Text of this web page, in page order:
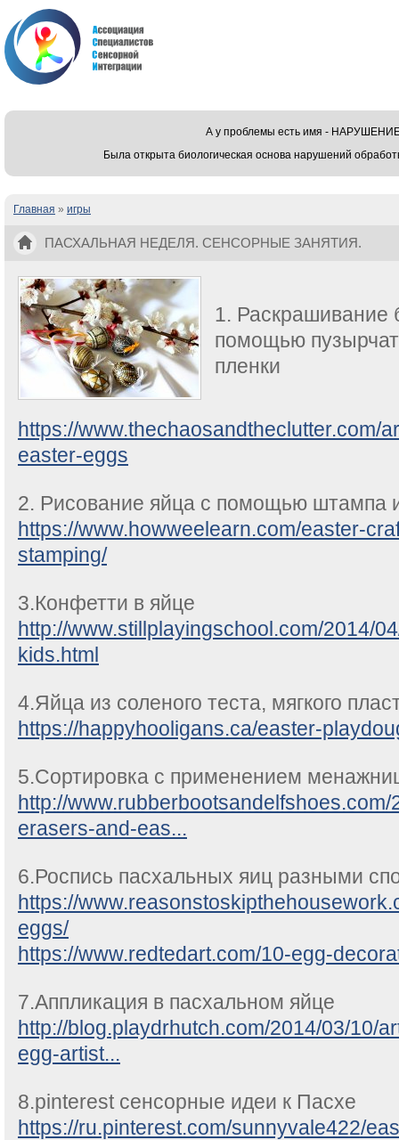
А у проблемы есть имя -
Была открыта биологическая основа нарушений
Вы здесь
Главная » игры
ПАСХАЛЬНАЯ НЕДЕЛЯ. СЕНСОРНЫЕ ЗАНЯТИЯ.
1. Раскрашивание
помощью
пленки
https://www.thechaosandtheclutter.com/
easter-eggs
2. Рисование яйца с помощью штампа
https://www.howweelearn.com/easter-
stamping/
3.Конфетти в яйце
http://www.stillplayingschool.com/2014/
kids.html
4.Яйца из соленого теста, мягкого
https://happyhooligans.ca/easter-
5.Сортировка с применением
http://
erasers-and-eas...
6.Роспись пасхальных яиц разными
https://
eggs/
https://www.redtedart.com/10-egg-
7.Аппликация в пасхальном яйце
http://blog.playdrhutch.com/2014/03/10/
egg-artist...
8.pinterest сенсорные идеи к Пасхе
https://ru.pinterest.com/sunnyvale422/